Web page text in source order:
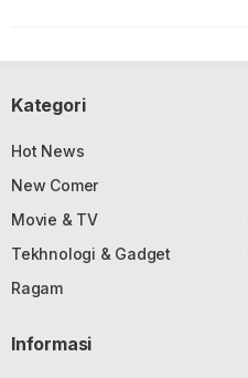
Kategori
Hot News
New Comer
Movie & TV
Tekhnologi & Gadget
Ragam
Informasi